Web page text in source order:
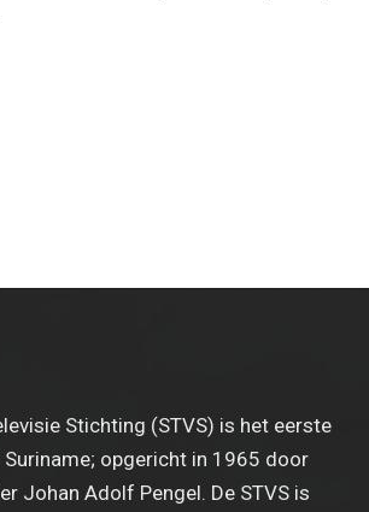
Stichting (STVS) is het eerste
opgericht in 1965 door
Johan Adolf Pengel. De STVS is